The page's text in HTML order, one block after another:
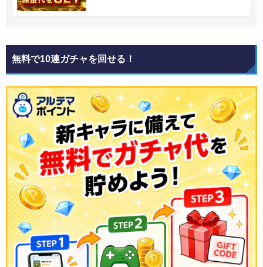
無料で10連ガチャを回せる！